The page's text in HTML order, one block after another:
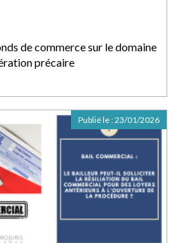
de commerce sur le domaine
précaire
Publié le :23/01/2026